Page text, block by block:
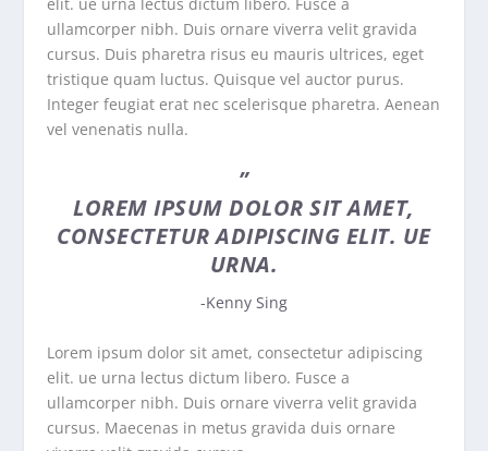
ullamcorper nibh. Duis ornare viverra velit gravida
cursus. Duis pharetra risus eu mauris ultrices, eget
tristique quam luctus. Quisque vel auctor purus.
Integer feugiat erat nec scelerisque pharetra. Aenean
vel venenatis nulla.
”
LOREM IPSUM DOLOR SIT AMET,
CONSECTETUR ADIPISCING ELIT. UE
URNA.
-Kenny Sing
Lorem ipsum dolor sit amet, consectetur adipiscing
elit. ue urna lectus dictum libero. Fusce a
ullamcorper nibh. Duis ornare viverra velit gravida
cursus. Maecenas in metus gravida duis ornare